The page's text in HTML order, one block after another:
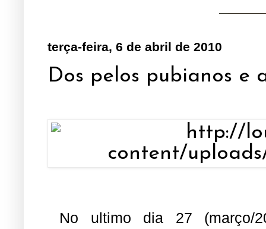
terça-feira, 6 de abril de 2010
Dos pelos pubianos e
No ultimo dia 27 (março/